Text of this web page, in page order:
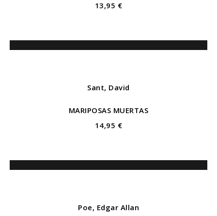
13,95 €
Sant, David
MARIPOSAS MUERTAS
14,95 €
Poe, Edgar Allan